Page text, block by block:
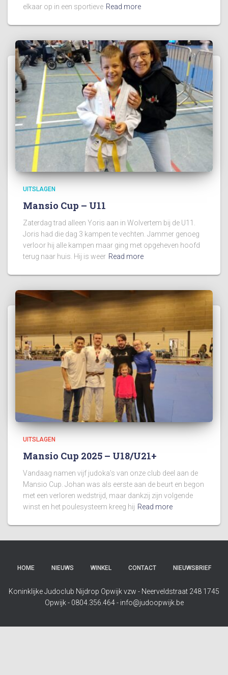
elkaar op in een sportieve Read more
UITSLAGEN
Mansio Cup – U11
Zaterdag trad alleen Yoris aan in Wolvertem bij de U11.
Joris had die dag 3 kampen te vechten. Jammer genoeg
verloor hij alle kampen maar ging met opgeheven hoofd
terug naar huis. Hij is weer Read more
UITSLAGEN
Mansio Cup 2025 – U18/U21+
Vandaag namen vijf judoka’s van onze club deel aan de
Mansio Cup. Johan was als eerste aan de beurt en begon
met een verloren wedstrijd, maar dankzij zijn volgende
winst en het poulesysteem kreeg hij Read more
HOME NIEUWS WINKEL CONTACT NIEUWSBRIEF
Koninklijke Judoclub Nijdrop Opwijk vzw - Neerveldstraat 248 1745
Opwijk - 0804.356.464 - info@judoopwijk.be